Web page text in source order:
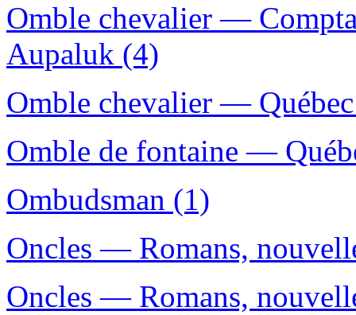
Omble chevalier —
Aupaluk (4)
Omble chevalier —
Omble de fontaine —
Ombudsman (1)
Oncles — Romans,
Oncles — Romans,